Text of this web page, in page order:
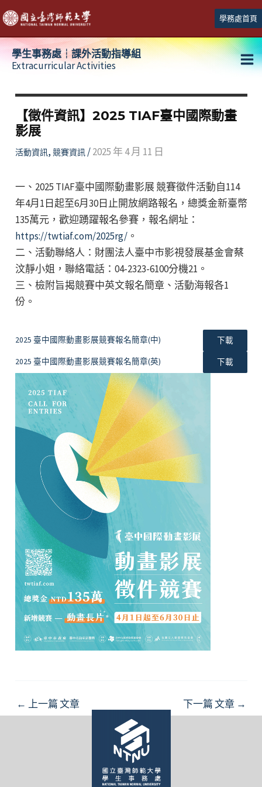
跳
至
主
學務處首頁
學生事務處┆課外活動指導組
Extracurricular Activities
【徵件資訊】2025 TIAF臺中國際動畫
影展
活動資訊, 競賽資訊/2025 年 4 月 11 日
一、2025 TIAF臺中國際動畫影展 競賽徵件活動自114
年4月1日起至6月30日止開放網路報名，總獎金新臺幣
135萬元，歡迎踴躍報名參賽，報名網址：
https://twtiaf.com/2025rg/。
二、活動聯絡人：財團法人臺中市影視發展基金會蔡
汶靜小姐，聯絡電話：04-2323-6100分機21。
三、檢附旨揭競賽中英文報名簡章、活動海報各1
份。
2025 臺中國際動畫影展競賽報名簡章(中) 下載
2025 臺中國際動畫影展競賽報名簡章(英) 下載
Post
navigation
← 上一篇 文章 下一篇 文章 →